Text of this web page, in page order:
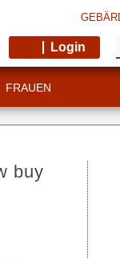
Login
FRAUEN
buy